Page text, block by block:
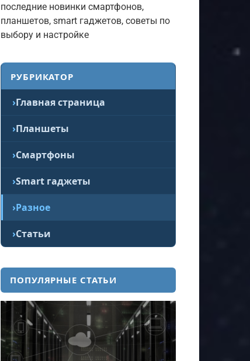
последние новинки смартфонов,
планшетов, smart гаджетов, советы по
выбору и настройке
РУБРИКАТОР
Главная страница
Планшеты
Смартфоны
Smart гаджеты
Разное
Статьи
ПОПУЛЯРНЫЕ СТАТЬИ